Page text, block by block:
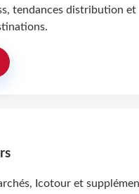
tendances distribution et
Icotour et